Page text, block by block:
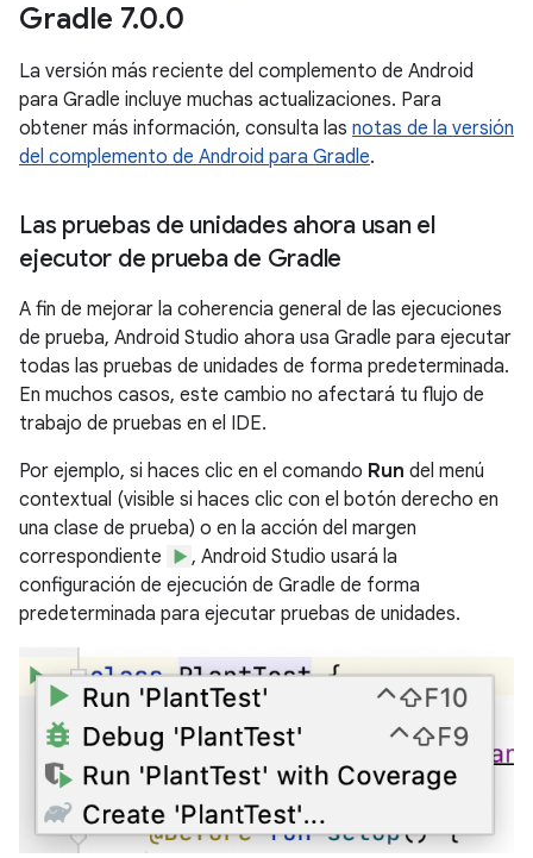
Gradle 7.0.0
La versión más reciente del complemento de Android
para Gradle incluye muchas actualizaciones. Para
obtener más información, consulta las notas de la versión
del complemento de Android para Gradle.
Las pruebas de unidades ahora usan el
ejecutor de prueba de Gradle
A fin de mejorar la coherencia general de las ejecuciones
de prueba, Android Studio ahora usa Gradle para ejecutar
todas las pruebas de unidades de forma predeterminada.
En muchos casos, este cambio no afectará tu flujo de
trabajo de pruebas en el IDE.
Por ejemplo, si haces clic en el comando Run del menú
contextual (visible si haces clic con el botón derecho en
una clase de prueba) o en la acción del margen
correspondiente
, Android Studio usará la
configuración de ejecución de Gradle de forma
predeterminada para ejecutar pruebas de unidades.